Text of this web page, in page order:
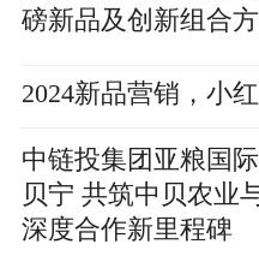
磅新品及创新组合
2024新品营销，小
中链投集团亚粮国
贝宁 共筑中贝农业
深度合作新里程碑